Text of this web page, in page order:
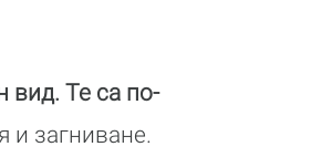
вид. Те са по-
и загниване.